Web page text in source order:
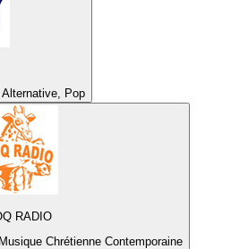
Pop
RADIO
Chrétienne Contemporaine